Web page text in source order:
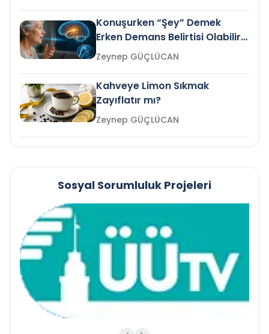
Konuşurken “Şey” Demek
Erken Demans Belirtisi Olabilir
mi?
Zeynep GÜÇLÜCAN
Kahveye Limon Sıkmak
Zayıflatır mı?
Zeynep GÜÇLÜCAN
Sosyal Sorumluluk Projeleri